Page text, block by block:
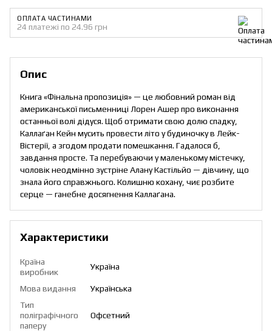
ОПЛАТА ЧАСТИНАМИ
24 платежі по 24.96 грн
Опис
Книга «Фінальна пропозиція» — це любовний роман від
американської письменниці Лорен Ашер про виконання
останньої волі дідуся. Щоб отримати свою долю спадку,
Каллаґан Кейн мусить провести літо у будиночку в Лейк-
Вістерії, а згодом продати помешкання. Гадалося б,
завдання просте. Та перебуваючи у маленькому містечку,
чоловік неодмінно зустріне Алану Кастільйо — дівчину, що
знала його справжнього. Колишню кохану, чиє розбите
серце — ганебне досягнення Каллаґана.
Характеристики
Країна
виробник
Україна
Мова видання
Українська
Тип
поліграфічного
паперу
Офсетний